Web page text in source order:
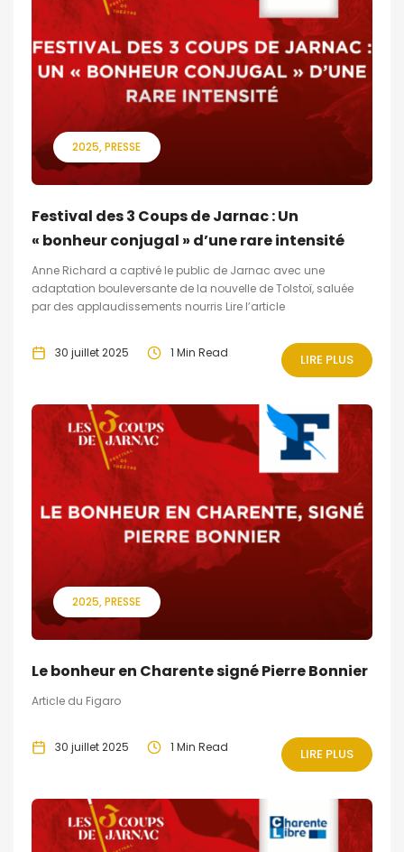
2025 PRESSE
Festival des 3 Coups de Jarnac : Un
« bonheur conjugal » d’une rare intensité
Anne Richard a captivé le public de Jarnac avec une
adaptation bouleversante de la nouvelle de Tolstoï, saluée
par des applaudissements nourris Lire l’article
30 juillet 2025 1 Min Read LIRE PLUS
2025 PRESSE
Le bonheur en Charente signé Pierre Bonnier
Article du Figaro
30 juillet 2025 1 Min Read LIRE PLUS